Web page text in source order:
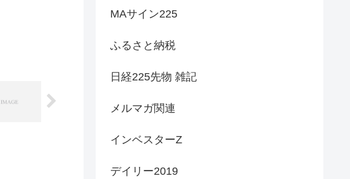
MAサイン225
ふるさと納税
日経225先物 雑記
メルマガ関連
インベスターZ
デイリー2019